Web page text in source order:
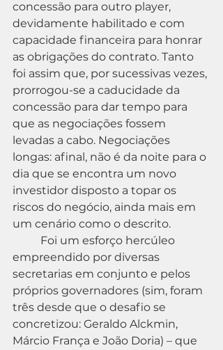
concessão para outro player,
devidamente habilitado e com
capacidade financeira para honrar
as obrigações do contrato. Tanto
foi assim que, por sucessivas vezes,
prorrogou-se a caducidade da
concessão para dar tempo para
que as negociações fossem
levadas a cabo. Negociações
longas: afinal, não é da noite para o
dia que se encontra um novo
investidor disposto a topar os
riscos do negócio, ainda mais em
um cenário como o descrito.
empreendido por diversas
secretarias em conjunto e pelos
próprios governadores (sim, foram
três desde que o desafio se
concretizou: Geraldo Alckmin,
Márcio França e João Doria) – que